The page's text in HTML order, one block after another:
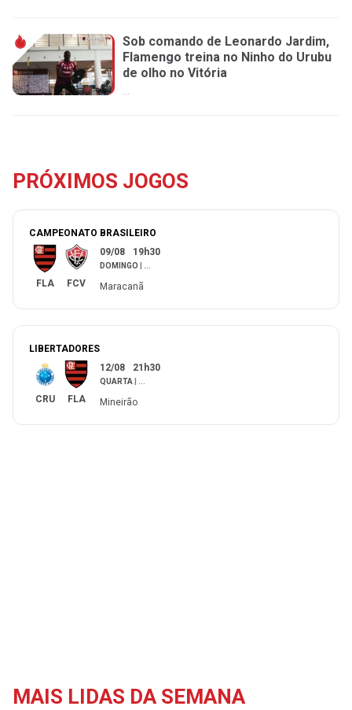
Sob comando de Leonardo Jardim,
Flamengo treina no Ninho do Urubu
de olho no Vitória
...
PRÓXIMOS JOGOS
CAMPEONATO BRASILEIRO
FLA FCV
09/08 19h30
DOMINGO
Maracanã
LIBERTADORES
CRU FLA
12/08 21h30
QUARTA
Mineirão
MAIS LIDAS DA SEMANA